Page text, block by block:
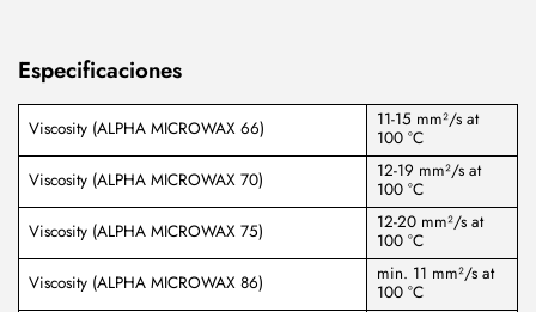
Especificaciones
Viscosity (ALPHA MICROWAX 66)
11-15 mm²/s at
100 °C
Viscosity (ALPHA MICROWAX 70)
12-19 mm²/s at
100 °C
Viscosity (ALPHA MICROWAX 75)
12-20 mm²/s at
100 °C
Viscosity (ALPHA MICROWAX 86)
min. 11 mm²/s at
100 °C